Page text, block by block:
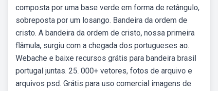
composta por uma base verde em forma de retângulo,
sobreposta por um losango. Bandeira da ordem de
cristo. A bandeira da ordem de cristo, nossa primeira
flâmula, surgiu com a chegada dos portugueses ao.
Webache e baixe recursos grátis para bandeira brasil
portugal juntas. 25. 000+ vetores, fotos de arquivo e
arquivos psd. Grátis para uso comercial imagens de